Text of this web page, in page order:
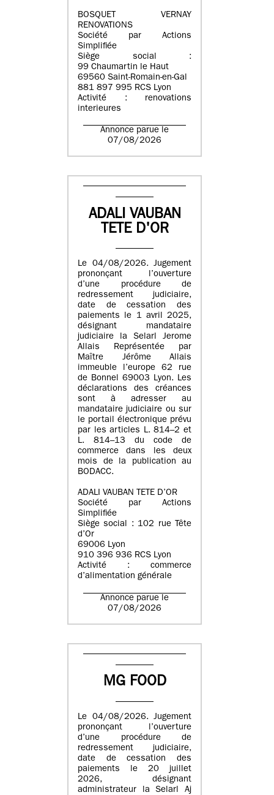
BOSQUET VERNAY
RENOVATIONS
Société par Actions
Simplifiée
Siège social :
99 Chaumartin le Haut
69560 Saint-Romain-en-Gal
881 897 995 RCS Lyon
Activité : renovations
interieures
Annonce parue le
07/08/2026
ADALI VAUBAN
TETE D'OR
Le 04/08/2026. Jugement
prononçant l’ouverture
d’une procédure de
redressement judiciaire,
date de cessation des
paiements le 1 avril 2025,
désignant mandataire
judiciaire la Selarl Jerome
Allais Représentée par
Maître Jérôme Allais
immeuble l’europe 62 rue
de Bonnel 69003 Lyon. Les
déclarations des créances
sont à adresser au
mandataire judiciaire ou sur
le portail électronique prévu
par les articles L. 814–2 et
L. 814–13 du code de
commerce dans les deux
mois de la publication au
BODACC.
ADALI VAUBAN TETE D’OR
Société par Actions
Simplifiée
Siège social : 102 rue Tête
d’Or
69006 Lyon
910 396 936 RCS Lyon
Activité : commerce
d’alimentation générale
Annonce parue le
07/08/2026
MG FOOD
Le 04/08/2026. Jugement
prononçant l’ouverture
d’une procédure de
redressement judiciaire,
date de cessation des
paiements le 20 juillet
2026, désignant
administrateur la Selarl Aj